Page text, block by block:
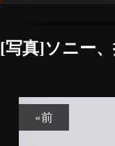
[写真]ソニー
«前